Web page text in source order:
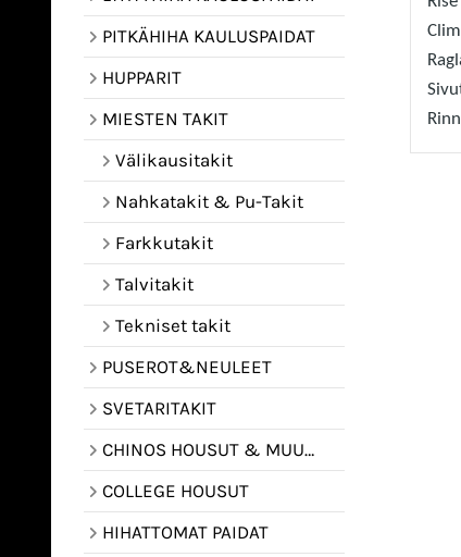
PITKÄHIHA KAULUSPAIDAT
HUPPARIT
MIESTEN TAKIT
Välikausitakit
Nahkatakit & Pu-Takit
Farkkutakit
Talvitakit
Tekniset takit
PUSEROT&NEULEET
SVETARITAKIT
CHINOS HOUSUT & MUUT HOUSUT
COLLEGE HOUSUT
HIHATTOMAT PAIDAT